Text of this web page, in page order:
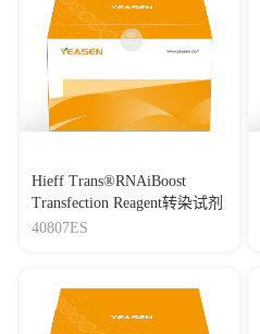
Hieff Trans®RNAiBoost
Transfection Reagent转染试剂
40807ES